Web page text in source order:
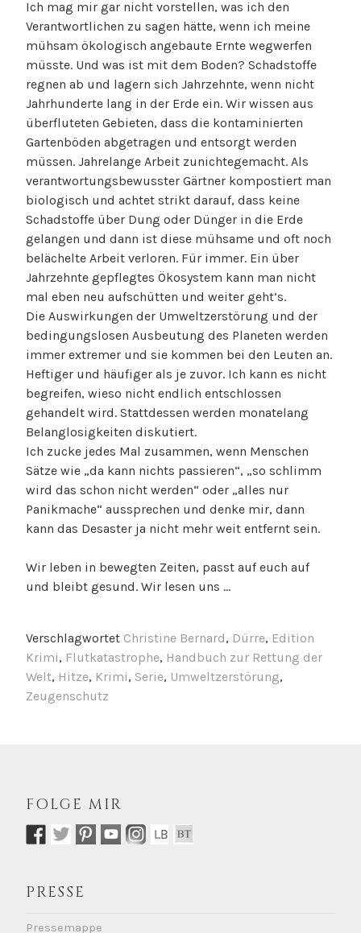
Ich mag mir gar nicht vorstellen, was ich den
Verantwortlichen zu sagen hätte, wenn ich meine
mühsam ökologisch angebaute Ernte wegwerfen
müsste. Und was ist mit dem Boden? Schadstoffe
regnen ab und lagern sich Jahrzehnte, wenn nicht
Jahrhunderte lang in der Erde ein. Wir wissen aus
überfluteten Gebieten, dass die kontaminierten
Gartenböden abgetragen und entsorgt werden
müssen. Jahrelange Arbeit zunichtegemacht. Als
verantwortungsbewusster Gärtner kompostiert man
biologisch und achtet strikt darauf, dass keine
Schadstoffe über Dung oder Dünger in die Erde
gelangen und dann ist diese mühsame und oft noch
belächelte Arbeit verloren. Für immer. Ein über
Jahrzehnte gepflegtes Ökosystem kann man nicht
mal eben neu aufschütten und weiter geht’s.
Die Auswirkungen der Umweltzerstörung und der
bedingungslosen Ausbeutung des Planeten werden
immer extremer und sie kommen bei den Leuten an.
Heftiger und häufiger als je zuvor. Ich kann es nicht
begreifen, wieso nicht endlich entschlossen
gehandelt wird. Stattdessen werden monatelang
Belanglosigkeiten diskutiert.
Ich zucke jedes Mal zusammen, wenn Menschen
Sätze wie „da kann nichts passieren“, „so schlimm
wird das schon nicht werden“ oder „alles nur
Panikmache“ aussprechen und denke mir, dann
kann das Desaster ja nicht mehr weit entfernt sein.
Wir leben in bewegten Zeiten, passt auf euch auf
und bleibt gesund. Wir lesen uns …
Verschlagwortet Christine Bernard, Dürre, Edition
Krimi, Flutkatastrophe, Handbuch zur Rettung der
Welt, Hitze, Krimi, Serie, Umweltzerstörung,
Zeugenschutz
FOLGE MIR
PRESSE
Pressemappe